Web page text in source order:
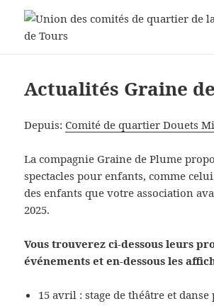
la ville de Tours
Actualités Graine
Depuis: Comité de quartier Douets
La compagnie Graine de Plume
spectacles pour enfants, comme
des enfants que votre association
2025.
Vous trouverez ci-dessous leurs
événements et en-dessous les
15 avril : stage de théâtre et danse